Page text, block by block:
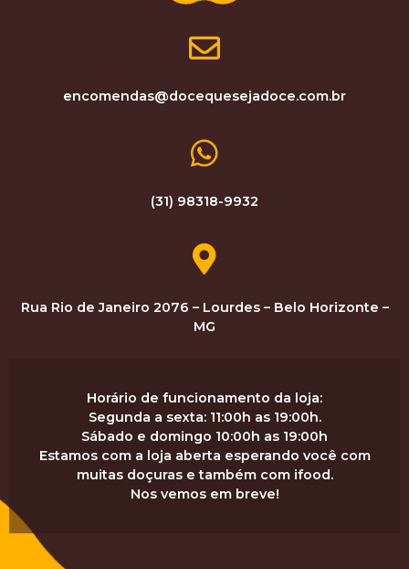
encomendas@docequesejadoce.com.br
(31) 98318-9932
Rua Rio de Janeiro 2076 – Lourdes – Belo Horizonte –
MG
Horário de funcionamento da loja:
Segunda a sexta: 11:00h as 19:00h.
Sábado e domingo 10:00h as 19:00h
Estamos com a loja aberta esperando você com
muitas doçuras e também com ifood.
Nos vemos em breve!